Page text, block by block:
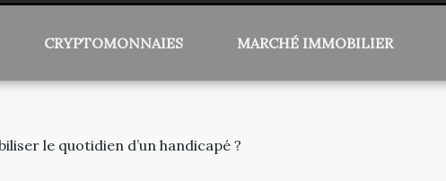
CRYPTOMONNAIES MARCHÉ IMMOBILIER
le quotidien d’un handicapé ?